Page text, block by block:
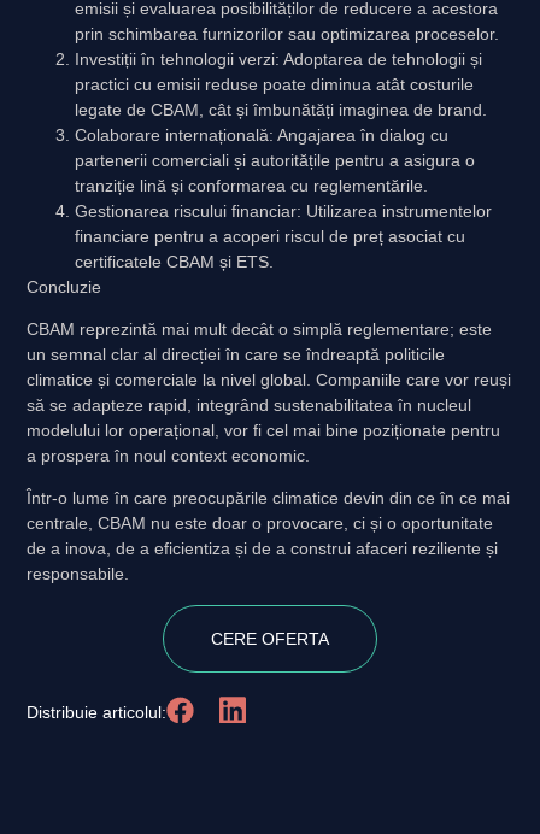
emisii și evaluarea posibilităților de reducere a acestora
prin schimbarea furnizorilor sau optimizarea proceselor.
Investiții în tehnologii verzi: Adoptarea de tehnologii și
practici cu emisii reduse poate diminua atât costurile
legate de CBAM, cât și îmbunătăți imaginea de brand.
Colaborare internațională: Angajarea în dialog cu
partenerii comerciali și autoritățile pentru a asigura o
tranziție lină și conformarea cu reglementările.
Gestionarea riscului financiar: Utilizarea instrumentelor
financiare pentru a acoperi riscul de preț asociat cu
certificatele CBAM și ETS.
Concluzie
CBAM reprezintă mai mult decât o simplă reglementare; este
un semnal clar al direcției în care se îndreaptă politicile
climatice și comerciale la nivel global. Companiile care vor reuși
să se adapteze rapid, integrând sustenabilitatea în nucleul
modelului lor operațional, vor fi cel mai bine poziționate pentru
a prospera în noul context economic.
Într-o lume în care preocupările climatice devin din ce în ce mai
centrale, CBAM nu este doar o provocare, ci și o oportunitate
de a inova, de a eficientiza și de a construi afaceri reziliente și
responsabile.
CERE OFERTA
Distribuie articolul: